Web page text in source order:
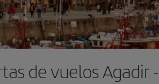
de vuelos Agadir